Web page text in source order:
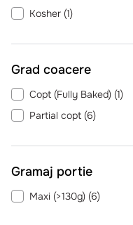
Kosher (1)
Grad coacere
Copt (Fully Baked) (1)
Partial copt (6)
Gramaj portie
Maxi (>130g) (6)